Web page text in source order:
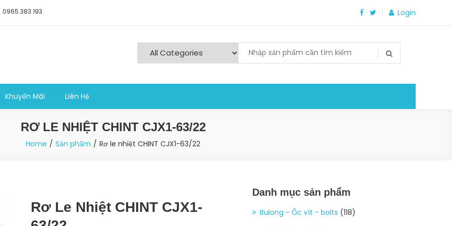
0965.383.193 Login
Khuyến Mãi Liên Hệ
RƠ LE NHIỆT CHINT CJX1-63/22
Home Sản phẩm Rơ le nhiệt CHINT CJX1-63/22
Rơ Le Nhiệt CHINT CJX1-
Danh mục sản phẩm
Bulong - Ốc vít - bolts (118)